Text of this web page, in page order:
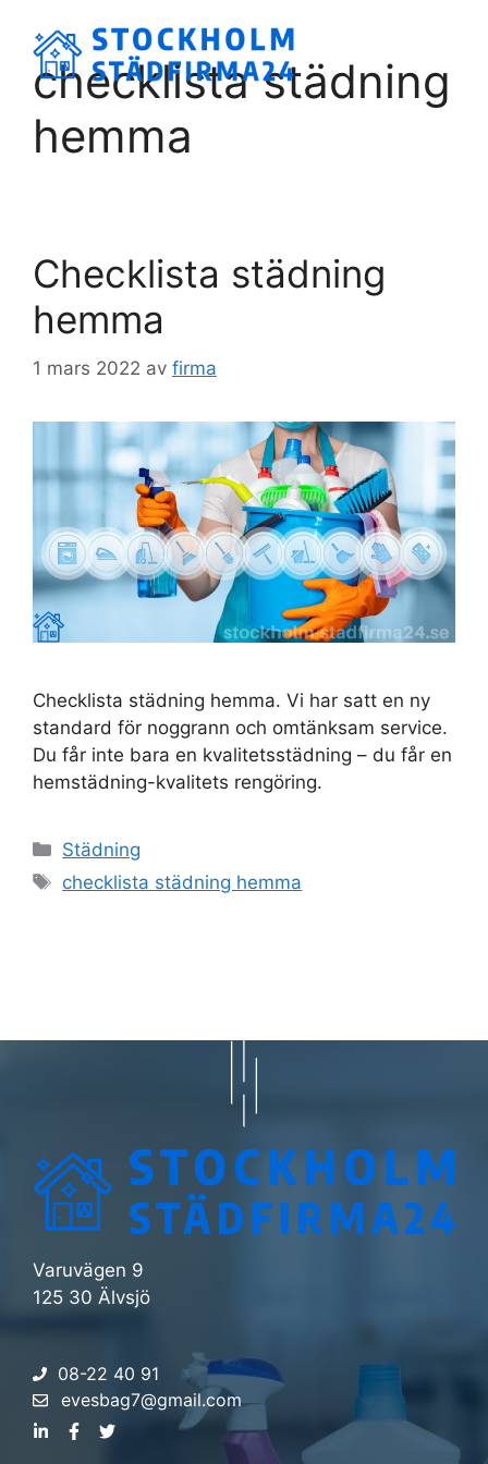
innehållchecklista städning
hemma
Checklista städning
hemma
1 mars 2022 av firma
Checklista städning hemma. Vi har satt en ny
standard för noggrann och omtänksam service.
Du får inte bara en kvalitetsstädning – du får en
hemstädning-kvalitets rengöring.
Kategorier
Städning
Etiketter
checklista städning hemma
Varuvägen 9
125 30 Älvsjö
08-22 40 91
evesbag7@gmail.com